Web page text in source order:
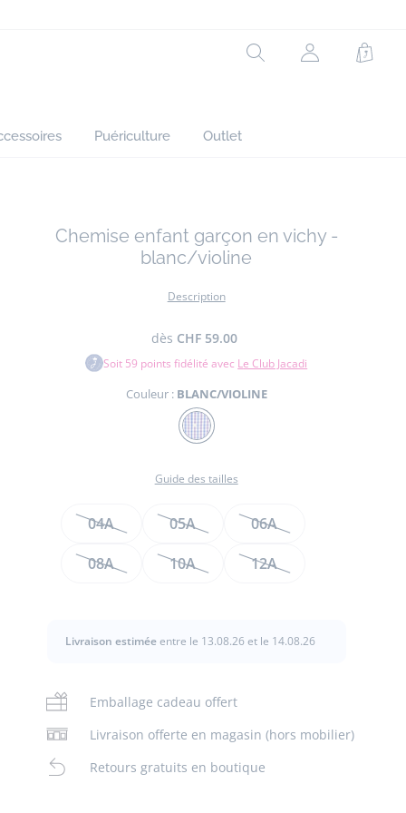
Rechercher
Mon
Puériculture Outlet
Chemise enfant garçon en vichy -
blanc/violine
Description
dès CHF 59.00
Soit 59 points fidélité avec Le Club Jacadi
Couleur : BLANC/VIOLINE
Couleur
BLANC/VIOLINE
Guide des tailles
Taille
04A 05A
06A
08A
10A 12A
Livraison estiméeentre le 13.08.26 et le 14.08.26
Emballage cadeau offert
Livraison offerte en magasin (hors mobilier)
Retours gratuits en boutique